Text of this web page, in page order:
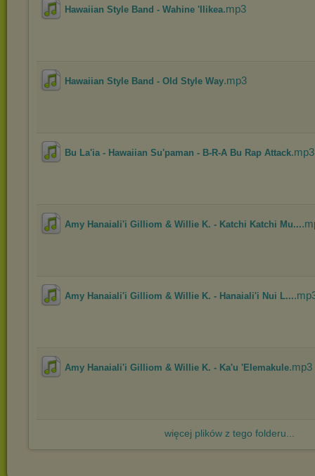
Hawaiian Style Band - Wahine 'Ilikea.mp3
Hawaiian Style Band - Old Style Way.mp3
Bu La'ia - Hawaiian Su'paman - B-R-A Bu Rap Attack.mp3
Amy Hanaiali'i Gilliom & Willie K. - Katchi Katchi Mu...
Amy Hanaiali'i Gilliom & Willie K. - Hanaiali'i Nui L...
Amy Hanaiali'i Gilliom & Willie K. - Ka'u 'Elemakule.mp3
więcej plików z tego folderu...